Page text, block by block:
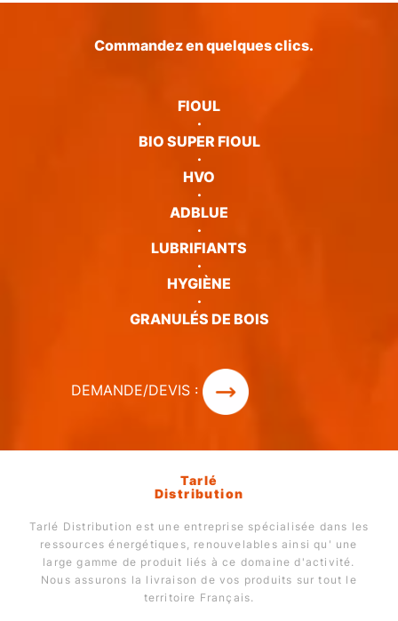
Commandez en quelques clics.
FIOUL
·
BIO SUPER FIOUL
·
HVO
·
ADBLUE
·
LUBRIFIANTS
·
HYGIÈNE
·
GRANULÉS DE BOIS
DEMANDE/DEVIS :
Tarlé
Distribution
Tarlé Distribution est une entreprise spécialisée dans les
ressources énergétiques, renouvelables ainsi qu' une
large gamme de produit liés à ce domaine d'activité.
Nous assurons la livraison de vos produits sur tout le
territoire Français.